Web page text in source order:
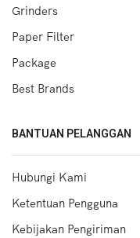
Grinders
Paper Filter
Package
Best Brands
BANTUAN PELANGGAN
Hubungi Kami
Ketentuan Pengguna
Kebijakan Pengiriman